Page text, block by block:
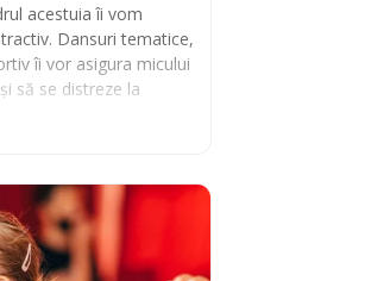
acestuia îi vom
Dansuri tematice,
îi vor asigura micului
să se distreze la